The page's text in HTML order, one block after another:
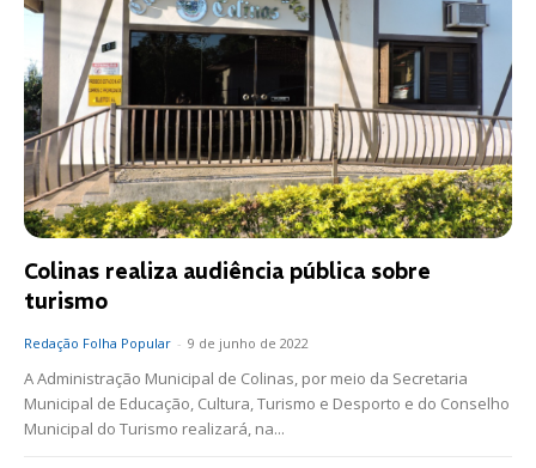
Colinas realiza audiência pública sobre
turismo
Redação Folha Popular - 9 de junho de 2022
A Administração Municipal de Colinas, por meio da Secretaria
Municipal de Educação, Cultura, Turismo e Desporto e do Conselho
Municipal do Turismo realizará, na...